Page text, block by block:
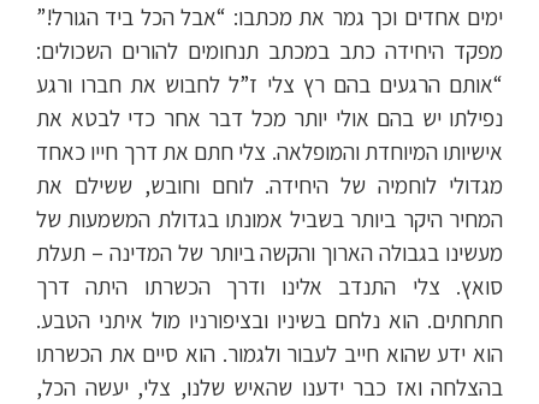
ימים אחדים וכך גמר את מכתבו: “אבל הכל ביד הגורל!”
מפקד היחידה כתב במכתב תנחומים להורים השכולים:
“אותם הרגעים בהם רץ צלי ז”ל לחבוש את חברו ורגע
נפילתו יש בהם אולי יותר מכל דבר אחר כדי לבטא את
אישיותו המיוחדת והמופלאה. צלי חתם את דרך חייו כאחד
מגדולי לוחמיה של היחידה. לוחם וחובש, ששילם את
המחיר היקר ביותר בשביל אמונתו בגדולת המשמעות של
מעשינו בגבולה הארוך והקשה ביותר של המדינה – תעלת
סואץ. צלי התנדב אלינו ודרך הכשרתו היתה דרך
חתחתים. הוא נלחם בשיניו ובציפורניו מול איתני הטבע.
הוא ידע שהוא חייב לעבור ולגמור. הוא סיים את הכשרתו
בהצלחה ואז כבר ידענו שהאיש שלנו, צלי, יעשה הכל,